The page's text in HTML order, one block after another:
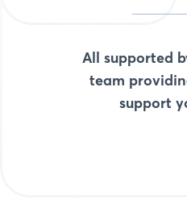
All supported
team
support